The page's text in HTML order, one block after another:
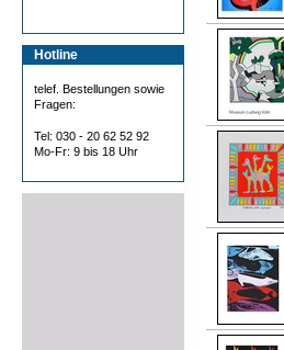
Hotline
telef. Bestellungen sowie
Fragen:
Tel: 030 - 20 62 52 92
Mo-Fr: 9 bis 18 Uhr